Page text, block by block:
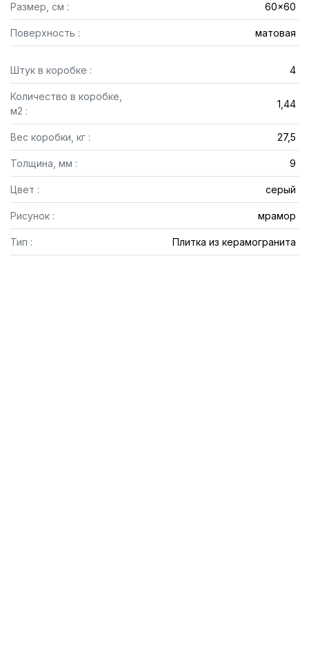
Размер, см : 60x60
Поверхность : матовая
Штук в коробке : 4
Количество в коробке,
м2 :
1,44
Вес коробки, кг : 27,5
Толщина, мм : 9
Цвет : серый
Рисунок : мрамор
Тип : Плитка из керамогранита